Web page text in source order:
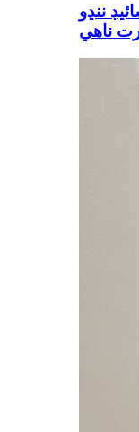
ننڍو
ناهي